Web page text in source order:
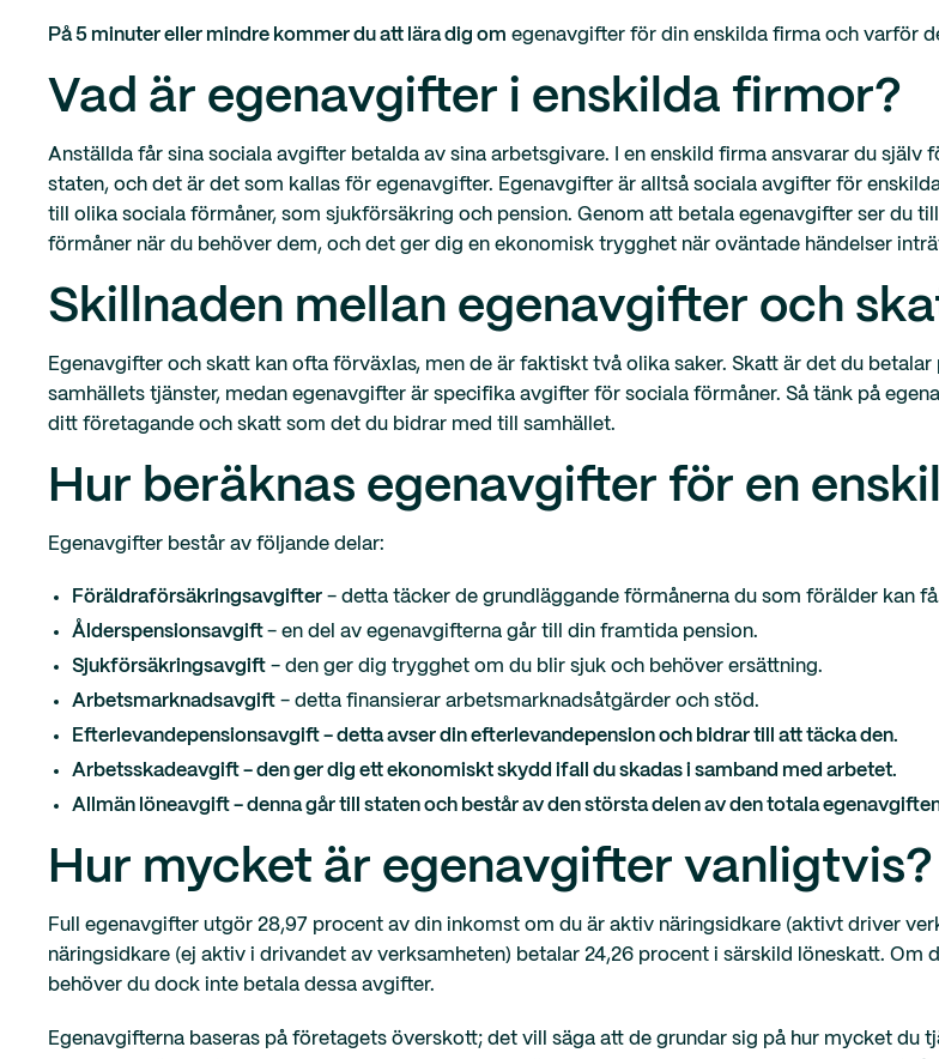
På 5 minuter eller mindre kommer du att lära dig om egenavgifter för din enskilda firma och varför
Vad är egenavgifter i enskilda firmor?
Anställda får sina sociala avgifter betalda av sina arbetsgivare. I en enskild firma ansvarar du själv
staten, och det är det som kallas för egenavgifter. Egenavgifter är alltså sociala avgifter för
till olika sociala förmåner, som sjukförsäkring och pension. Genom att betala egenavgifter ser du
förmåner när du behöver dem, och det ger dig en ekonomisk trygghet när oväntade händelser
Skillnaden mellan egenavgifter och
Egenavgifter och skatt kan ofta förväxlas, men de är faktiskt två olika saker. Skatt är det du
samhällets tjänster, medan egenavgifter är specifika avgifter för sociala förmåner. Så tänk på
ditt företagande och skatt som det du bidrar med till samhället.
Hur beräknas egenavgifter för en
Egenavgifter består av följande delar:
Föräldraförsäkringsavgifter - detta täcker de grundläggande förmånerna du som förälder kan
Ålderspensionsavgift - en del av egenavgifterna går till din framtida pension.
Sjukförsäkringsavgift - den ger dig trygghet om du blir sjuk och behöver ersättning.
Arbetsmarknadsavgift - detta finansierar arbetsmarknadsåtgärder och stöd.
Efterlevandepensionsavgift - detta avser din efterlevandepension och bidrar till att täcka den.
Arbetsskadeavgift - den ger dig ett ekonomiskt skydd ifall du skadas i samband med arbetet.
Allmän löneavgift - denna går till staten och består av den största delen av den totala
Hur mycket är egenavgifter vanligtvis?
Full egenavgifter utgör 28,97 procent av din inkomst om du är aktiv näringsidkare (aktivt driver
näringsidkare (ej aktiv i drivandet av verksamheten) betalar 24,26 procent i särskild löneskatt. Om
behöver du dock inte betala dessa avgifter.
Egenavgifterna baseras på företagets överskott; det vill säga att de grundar sig på hur mycket du